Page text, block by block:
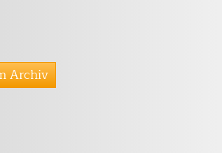
Archiv